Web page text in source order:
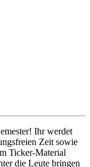
Ihr werdet
Zeit sowie
Ticker-Material
die Leute bringen